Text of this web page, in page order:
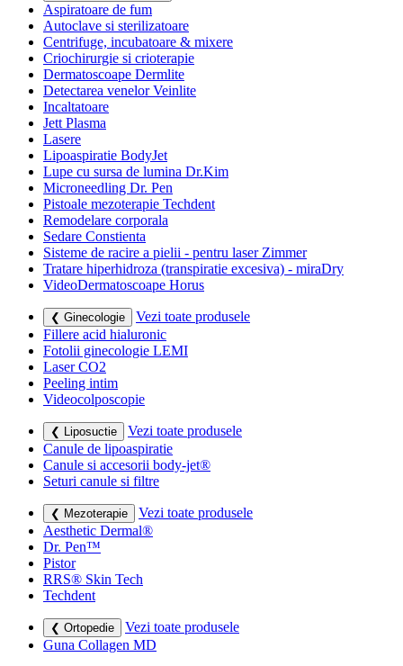
Aspiratoare de fum
Autoclave si sterilizatoare
Centrifuge, incubatoare & mixere
Criochirurgie si crioterapie
Dermatoscoape Dermlite
Detectarea venelor Veinlite
Incaltatoare
Jett Plasma
Lasere
Lipoaspiratie BodyJet
Lupe cu sursa de lumina Dr.Kim
Microneedling Dr. Pen
Pistoale mezoterapie Techdent
Remodelare corporala
Sedare Constienta
Sisteme de racire a pielii - pentru laser Zimmer
Tratare hiperhidroza (transpiratie excesiva) - miraDry
VideoDermatoscoape Horus
❮ Ginecologie
Vezi toate produsele
Fillere acid hialuronic
Fotolii ginecologie LEMI
Laser CO2
Peeling intim
Videocolposcopie
❮ Liposuctie
Vezi toate produsele
Canule de lipoaspiratie
Canule si accesorii body-jet®
Seturi canule si filtre
❮ Mezoterapie
Vezi toate produsele
Aesthetic Dermal®
Dr. Pen™
Pistor
RRS® Skin Tech
Techdent
❮ Ortopedie
Vezi toate produsele
Guna Collagen MD